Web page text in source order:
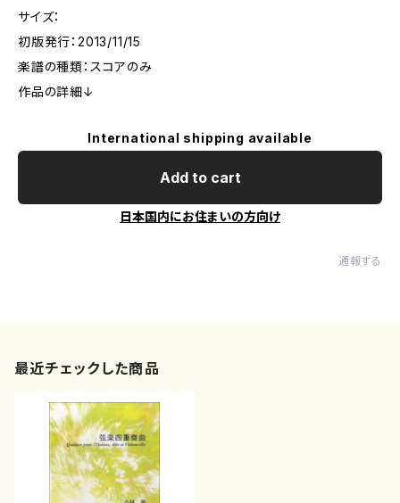
サイズ：
初版発行：2013/11/15
楽譜の種類：スコアのみ
作品の詳細↓
International shipping available
Add to cart
日本国内にお住まいの方向け
通報する
最近チェックした商品